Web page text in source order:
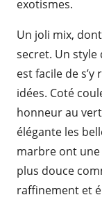
exotismes.
Un joli mix,
secret. Un style
est facile de
idées. Coté
honneur au
élégante les
marbre ont
plus douce
raffinement et